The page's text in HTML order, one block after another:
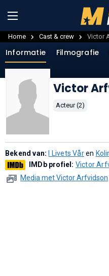
Home Cast & crew Victor
Informatie Filmografie
Victor
Acteur (2)
Bekend van: I Livets Våren
IMDb profiel: Victor
Media met Victor Arfvidson